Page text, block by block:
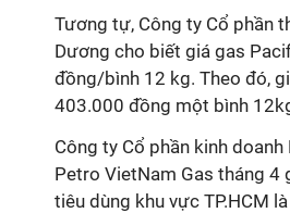
Tương tự, Công ty Cổ phần
Dương cho biết giá gas
đồng/bình 12 kg. Theo đó,
403.000 đồng một bình
Công ty Cổ phần kinh
Petro VietNam Gas tháng
tiêu dùng khu vực TP.HCM